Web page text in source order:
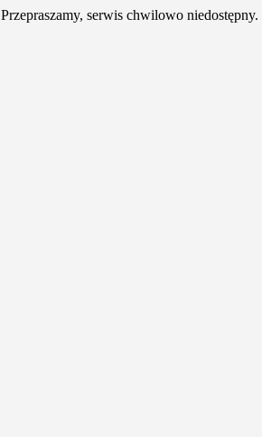
Przepraszamy, serwis chwilowo niedostępny.